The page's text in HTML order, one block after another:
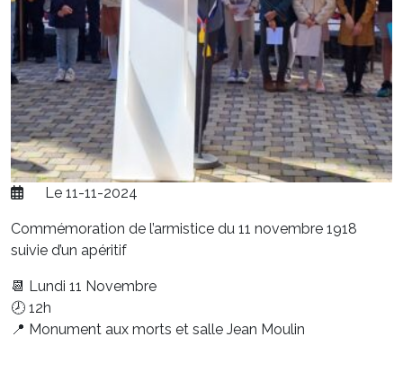
Le 11-11-2024
Commémoration de l’armistice du 11 novembre 1918
suivie d’un apéritif
📆 Lundi 11 Novembre
🕗 12h
📍 Monument aux morts et salle Jean Moulin